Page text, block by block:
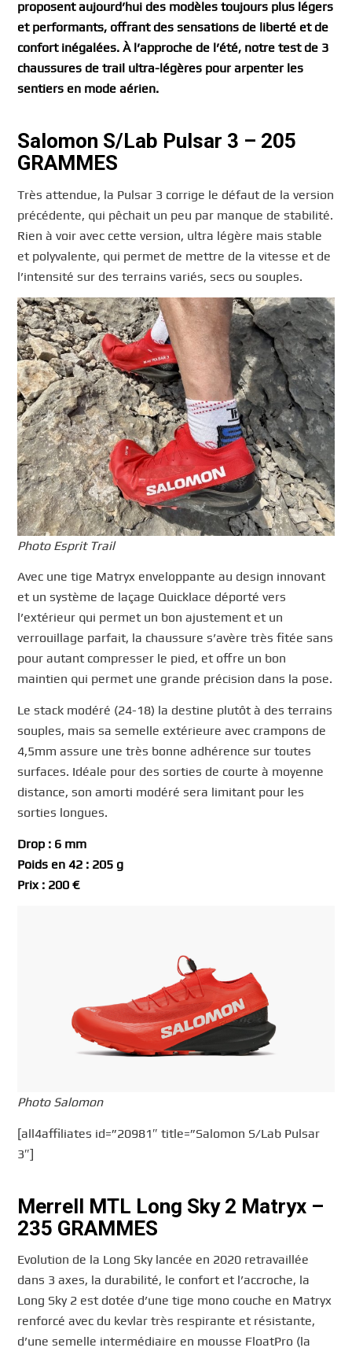
proposent aujourd’hui des modèles toujours plus légers
et performants, offrant des sensations de liberté et de
confort inégalées. À l’approche de l’été, notre test de 3
chaussures de trail ultra-légères pour arpenter les
sentiers en mode aérien.
Salomon S/Lab Pulsar 3 – 205
GRAMMES
Très attendue, la Pulsar 3 corrige le défaut de la version
précédente, qui pêchait un peu par manque de stabilité.
Rien à voir avec cette version, ultra légère mais stable
et polyvalente, qui permet de mettre de la vitesse et de
l’intensité sur des terrains variés, secs ou souples.
Photo Esprit Trail
Avec une tige Matryx enveloppante au design innovant
et un système de laçage Quicklace déporté vers
l’extérieur qui permet un bon ajustement et un
verrouillage parfait, la chaussure s’avère très fitée sans
pour autant compresser le pied, et offre un bon
maintien qui permet une grande précision dans la pose.
Le stack modéré (24-18) la destine plutôt à des terrains
souples, mais sa semelle extérieure avec crampons de
4,5mm assure une très bonne adhérence sur toutes
surfaces. Idéale pour des sorties de courte à moyenne
distance, son amorti modéré sera limitant pour les
sorties longues.
Drop : 6 mm
Poids en 42 : 205 g
Prix : 200 €
Photo Salomon
[all4affiliates id=”20981″ title=”Salomon S/Lab Pulsar
3″]
Merrell MTL Long Sky 2 Matryx –
235 GRAMMES
Evolution de la Long Sky lancée en 2020 retravaillée
dans 3 axes, la durabilité, le confort et l’accroche, la
Long Sky 2 est dotée d’une tige mono couche en Matryx
renforcé avec du kevlar très respirante et résistante,
d’une semelle intermédiaire en mousse FloatPro (la